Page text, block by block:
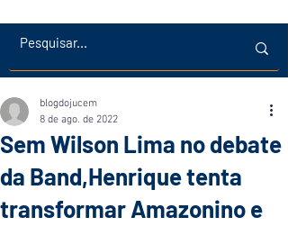
Sem Wilson Lima no debate
da Band,Henrique tenta
transformar Amazonino e
blogdojucem
8 de ago. de 2022